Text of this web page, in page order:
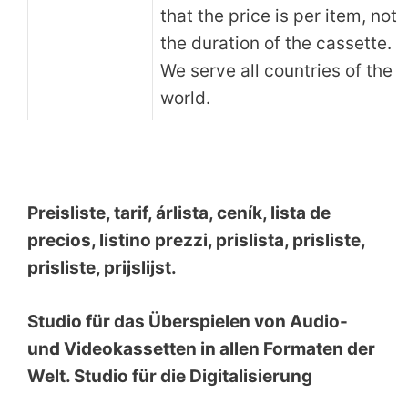
that the price is per item, not
the duration of the cassette.
We serve all countries of the
world.
Preisliste, tarif, árlista, ceník, lista de
precios, listino prezzi, prislista, prisliste,
prisliste, prijslijst.
Studio für das Überspielen von Audio-
und Videokassetten in allen Formaten der
Welt. Studio für die Digitalisierung